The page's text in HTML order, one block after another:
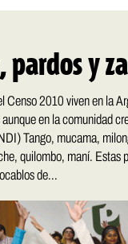
pardos y
Censo 2010 viven en la
en la comunidad
Tango, mucama,
quilombo, maní. Estas
de...